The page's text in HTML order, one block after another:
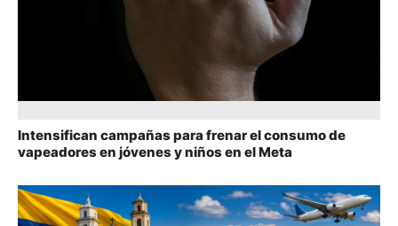
Intensifican campañas para frenar el consumo de
vapeadores en jóvenes y niños en el Meta